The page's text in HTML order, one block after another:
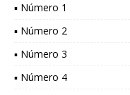
▪ Número 1
▪ Número 2
▪ Número 3
▪ Número 4